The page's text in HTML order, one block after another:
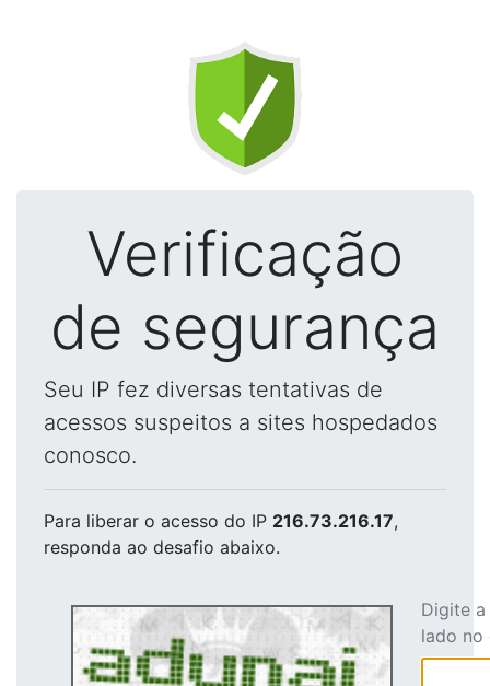
Verificação
de segurança
Seu IP fez diversas tentativas de
acessos suspeitos a sites hospedados
conosco.
Para liberar o acesso do IP 216.73.216.17,
responda ao desafio abaixo.
Digite
lado no